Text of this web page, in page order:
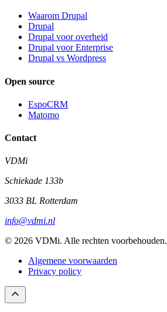
Waarom Drupal
Drupal
Drupal voor overheid
Drupal voor Enterprise
Drupal vs Wordpress
Open source
EspoCRM
Matomo
Contact
VDMi
Schiekade 133b
3033 BL Rotterdam
info@vdmi.nl
© 2026 VDMi. Alle rechten voorbehouden.
Algemene voorwaarden
Privacy policy